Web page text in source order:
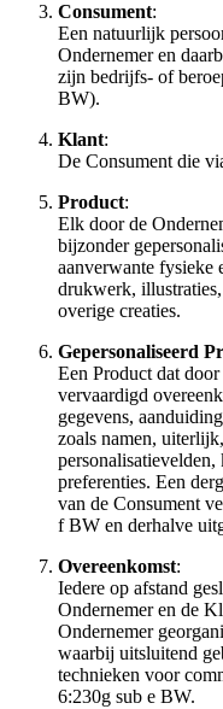
Consument:
Een natuurlijk
Ondernemer en
zijn bedrijfs- of
BW).
Klant:
De Consument die
Product:
Elk door de
bijzonder
aanverwante fysieke
drukwerk,
overige creaties.
Gepersonaliseerd
Een Product dat
vervaardigd
gegevens,
zoals namen,
preferenties. Een
van de Consument
f BW en derhalve
Overeenkomst:
Iedere op afstand
Ondernemer en de
Ondernemer
waarbij uitsluitend
technieken voor
6:230g sub e BW.